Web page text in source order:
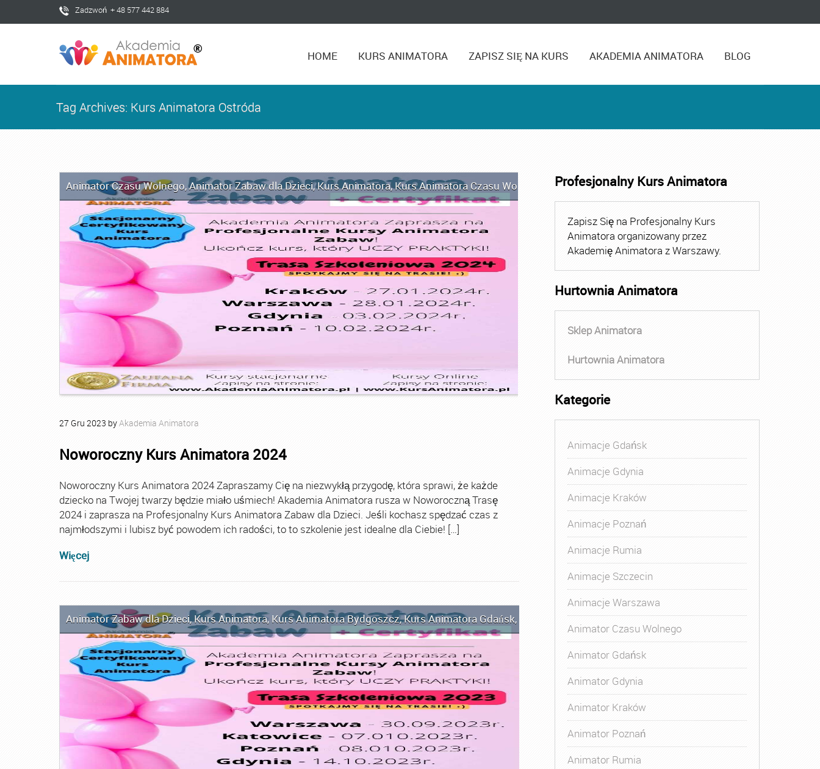
Zadzwoń + 48 577 442 884
HOME KURS ANIMATORA ZAPISZ SIĘ NA KURS AKADEMIA ANIMATORA BLOG
Tag Archives: Kurs Animatora Ostróda
Animator Czasu Wolnego,Animator Zabaw dla Dzieci,Kurs Animatora,Kurs Animatora Czasu Wolnego Kurs Animatora Czasu Wolnego Warszawa
27 Gru 2023 byAkademia Animatora
Noworoczny Kurs Animatora 2024
Noworoczny Kurs Animatora 2024 Zapraszamy Cię na niezwykłą przygodę, która sprawi, że każde
dziecko na Twojej twarzy będzie miało uśmiech! Akademia Animatora rusza w Noworoczną Trasę
2024 i zaprasza na Profesjonalny Kurs Animatora Zabaw dla Dzieci. Jeśli kochasz spędzać czas z
najmłodszymi i lubisz być powodem ich radości, to to szkolenie jest idealne dla Ciebie! […]
Więcej
Animator Zabaw dla Dzieci,Kurs Animatora, Kurs Animatora Bydgoszcz,Kurs Animatora Gdańsk, Kurs Animatora Gdynia,Kurs Animatora Katowice
Profesjonalny Kurs Animatora
Zapisz Się na Profesjonalny Kurs
Animatora organizowany przez
Akademię Animatora z Warszawy.
Hurtownia Animatora
Sklep Animatora
Hurtownia Animatora
Kategorie
Animacje Gdańsk
Animacje Gdynia
Animacje Kraków
Animacje Poznań
Animacje Rumia
Animacje Szczecin
Animacje Warszawa
Animator Czasu Wolnego
Animator Gdańsk
Animator Gdynia
Animator Kraków
Animator Poznań
Animator Rumia